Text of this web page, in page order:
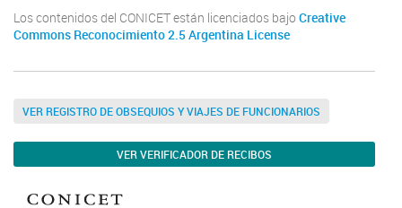
Los contenidos del CONICET están licenciados bajo Creative
Commons Reconocimiento 2.5 Argentina License
VER REGISTRO DE OBSEQUIOS Y VIAJES DE FUNCIONARIOS
VER VERIFICADOR DE RECIBOS